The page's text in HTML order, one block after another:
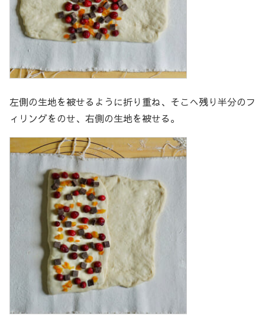
左側の生地を被せるように折り重ね、そこへ残り半分のフ
ィリングをのせ、右側の生地を被せる。